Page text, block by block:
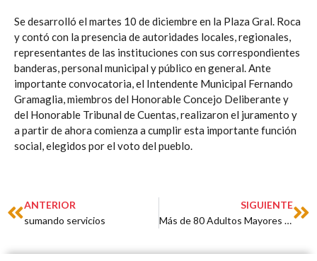
Se desarrolló el martes 10 de diciembre en la Plaza Gral. Roca
y contó con la presencia de autoridades locales, regionales,
representantes de las instituciones con sus correspondientes
banderas, personal municipal y público en general. Ante
importante convocatoria, el Intendente Municipal Fernando
Gramaglia, miembros del Honorable Concejo Deliberante y
del Honorable Tribunal de Cuentas, realizaron el juramento y
a partir de ahora comienza a cumplir esta importante función
social, elegidos por el voto del pueblo.
Prev
ANTERIOR
sumando servicios
SIGUIENTE
Más de 80 Adultos Mayores despidieron otro verano de Colonia